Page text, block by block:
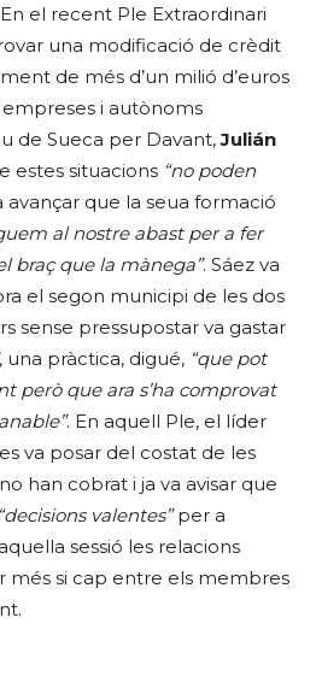
el recent Ple Extraordinari
una modificació de crèdit
de més d’un milió d’euros
i autònoms
de Sueca per Davant,Julián
estes situacions “no poden
avançar que la seua formació
al nostre abast per a fer
braç que la mànega”. Sáez va
el segon municipi de les dos
sense pressupostar va gastar
una pràctica, digué, “que pot
però que ara s’ha comprovat
. En aquell Ple, el líder
va posar del costat de les
han cobrat i ja va avisar que
“decisions valentes”per a
sessió les relacions
més si cap entre els membres